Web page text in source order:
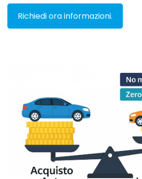
Richiedi ora informazioni.